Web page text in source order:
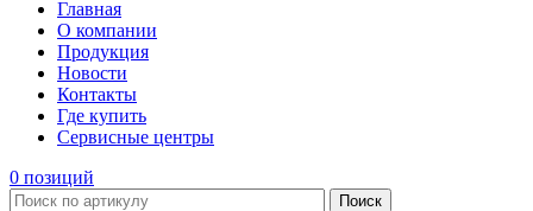
Главная
О компании
Продукция
Новости
Контакты
Где купить
Сервисные центры
0 позиций
Поиск